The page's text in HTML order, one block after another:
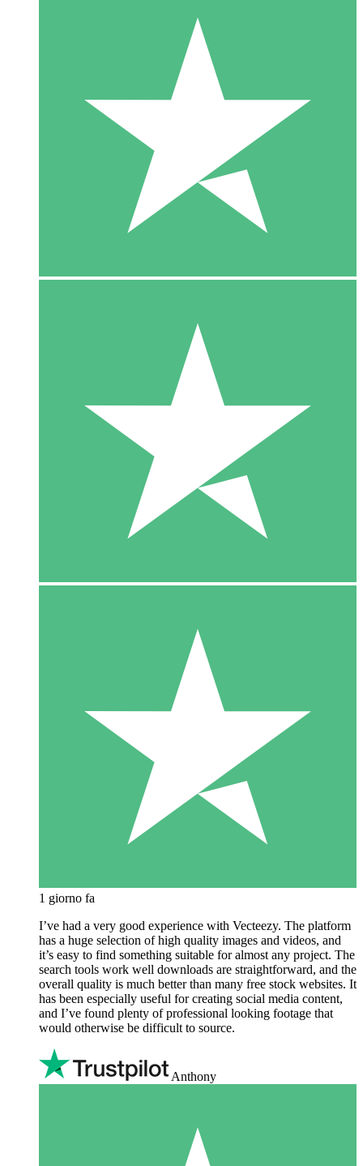
1 giorno fa
I’ve had a very good experience with Vecteezy. The platform
has a huge selection of high quality images and videos, and
it’s easy to find something suitable for almost any project. The
search tools work well downloads are straightforward, and the
overall quality is much better than many free stock websites. It
has been especially useful for creating social media content,
and I’ve found plenty of professional looking footage that
would otherwise be difficult to source.
Anthony